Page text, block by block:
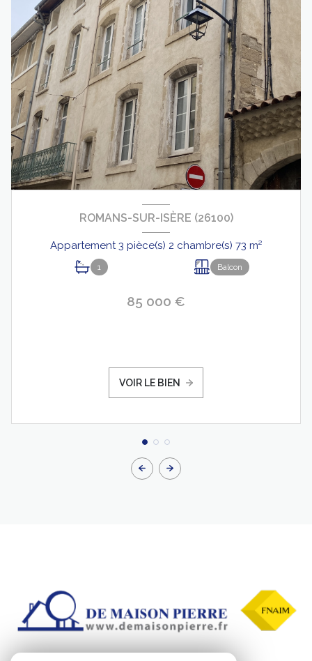
ROMANS-SUR-ISÈRE (26100)
Appartement 3 pièce(s) 2 chambre(s) 73 m²
1 Balcon
85 000 €
VOIR LE BIEN